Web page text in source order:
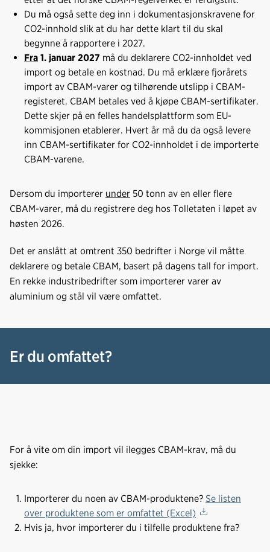
Du må også sette deg inn i dokumentasjonskravene for
CO2-innhold slik at du har dette klart til du skal
begynne å rapportere i 2027.
Fra 1. januar 2027 må du deklarere CO2-innholdet ved
import og betale en kostnad. Du må erklære fjorårets
import av CBAM-varer og tilhørende utslipp i CBAM-
registeret. CBAM betales ved å kjøpe CBAM-sertifikater.
Dette skjer på en felles handelsplattform som EU-
kommisjonen etablerer. Hvert år må du da også levere
inn CBAM-sertifikater for CO2-innholdet i de importerte
CBAM-varene.
Dersom du importerer under 50 tonn av en eller flere
CBAM-varer, må du registrere deg hos Tolletaten i løpet av
høsten 2026.
Det er anslått at omtrent 350 bedrifter i Norge vil måtte
deklarere og betale CBAM, basert på dagens tall for import.
En rekke industribedrifter som importerer varer av
aluminium og stål vil være omfattet.
Er du omfattet?
For å vite om din import vil ilegges CBAM-krav, må du
sjekke:
Importerer du noen av CBAM-produktene? Se listen
over produktene som er omfattet (Excel)
Hvis ja, hvor importerer du i tilfelle produktene fra?